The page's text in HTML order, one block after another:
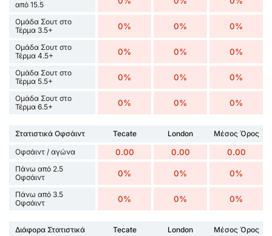
από 15.5
Ομάδα Σουτ στο
Τέρμα 3.5+
0% 0% 0%
Ομάδα Σουτ στο
Τέρμα 4.5+
0% 0% 0%
Ομάδα Σουτ στο
Τέρμα 5.5+
0% 0% 0%
Ομάδα Σουτ στο
Τέρμα 6.5+
0% 0% 0%
Στατιστικά Οφσάιντ Tecate London
Μέσος Όρος
Οφσάιντ / αγώνα
0.00 0.00 0.00
Πάνω από 2.5
Οφσάιντ
0% 0% 0%
Πάνω από 3.5
Οφσάιντ
0% 0% 0%
Διάφορα Στατιστικά Tecate London
Μέσος Όρος